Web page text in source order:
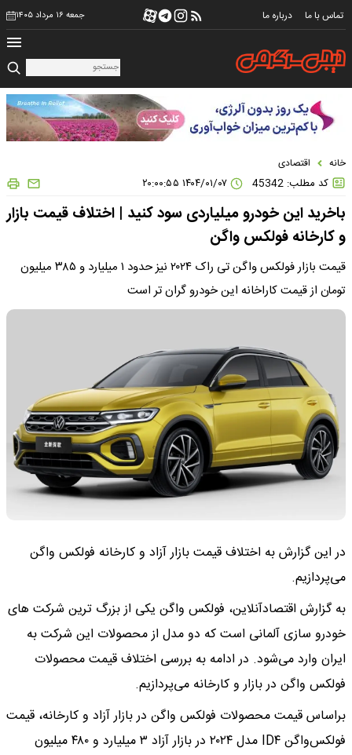
تماس با ما درباره ما جمعه ۱۶ مرداد ۱۴۰۵
خانه اقتصادی
کد مطلب: 45342
باخرید این خودرو میلیاردی سود کنید | اختلاف قیمت بازار
و کارخانه فولکس واگن
قیمت بازار فولکس واگن تی راک ۲۰۲۴ نیز حدود ۱ میلیارد و ۳۸۵ میلیون
تومان از قیمت کاراخانه این خودرو گران تر است
در این گزارش به اختلاف قیمت بازار آزاد و کارخانه فولکس واگن
می‌پردازیم.
به گزارش اقتصادآنلاین، فولکس واگن یکی از بزرگ ترین شرکت های
خودرو سازی آلمانی است که دو مدل از محصولات این شرکت به
ایران وارد می‌شود. در ادامه به بررسی اختلاف قیمت محصولات
فولکس واگن در بازار و کارخانه می‌پردازیم.
براساس قیمت محصولات فولکس واگن در بازار آزاد و کارخانه، قیمت
فولکس‌واگن ID۴ مدل ۲۰۲۴ در بازار آزاد ۳ میلیارد و ۴۸۰ میلیون